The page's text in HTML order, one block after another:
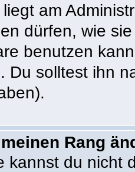
am
dürfen, wie
benutzen
Du solltest ihn
Rang
kannst du nicht